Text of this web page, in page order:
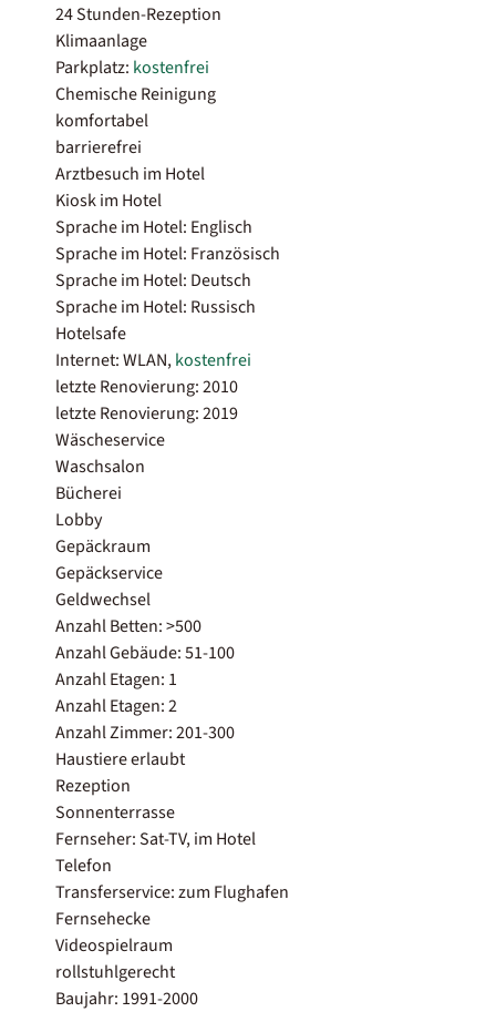
24 Stunden-Rezeption
Klimaanlage
Parkplatz: kostenfrei
Chemische Reinigung
komfortabel
barrierefrei
Arztbesuch im Hotel
Kiosk im Hotel
Sprache im Hotel: Englisch
Sprache im Hotel: Französisch
Sprache im Hotel: Deutsch
Sprache im Hotel: Russisch
Hotelsafe
Internet: WLAN,kostenfrei
letzte Renovierung: 2010
letzte Renovierung: 2019
Wäscheservice
Waschsalon
Bücherei
Lobby
Gepäckraum
Gepäckservice
Geldwechsel
Anzahl Betten: >500
Anzahl Gebäude: 51-100
Anzahl Etagen: 1
Anzahl Etagen: 2
Anzahl Zimmer: 201-300
Haustiere erlaubt
Rezeption
Sonnenterrasse
Fernseher: Sat-TV, im Hotel
Telefon
Transferservice: zum Flughafen
Fernsehecke
Videospielraum
rollstuhlgerecht
Baujahr: 1991-2000